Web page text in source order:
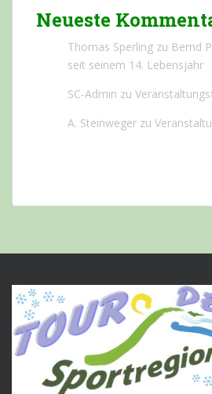
Neueste
Thomas Sperling zu Bernd
seit seinem 14. Lebensjahr
SC-Admin zu
A. Steinweger zu